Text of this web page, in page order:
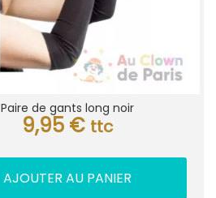
Paire de gants long noir
9,95 € ttc
AJOUTER AU PANIER